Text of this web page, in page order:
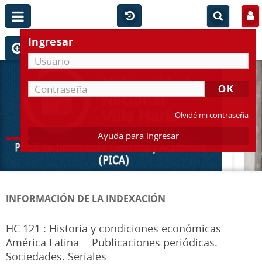
Ingresar
Olvidé mi contraseña
Ayuda para ingresar
INFORMACIÓN DE LA INDEXACIÓN
HC 121 : Historia y condiciones económicas --
América Latina -- Publicaciones periódicas.
Sociedades. Seriales